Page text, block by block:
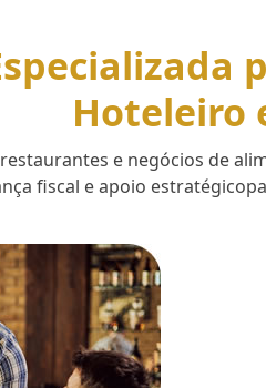
Hoteleiro
e negócios de
fiscal e apoio